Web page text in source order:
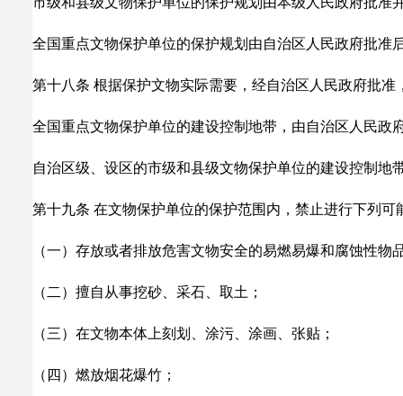
全国重点文物保护单位的保护规划由自治区人民政府批准
第十八条 根据保护文物实际需要，经自治区人民政府批
全国重点文物保护单位的建设控制地带，由自治区人民
自治区级、设区的市级和县级文物保护单位的建设控制
第十九条 在文物保护单位的保护范围内，禁止进行下列
（一）存放或者排放危害文物安全的易燃易爆和腐蚀性物
（二）擅自从事挖砂、采石、取土；
（三）在文物本体上刻划、涂污、涂画、张贴；
（四）燃放烟花爆竹；